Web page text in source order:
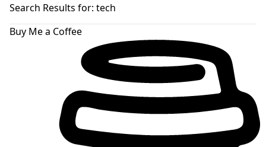
skin
Search Results for: tech
Buy Me a Coffee